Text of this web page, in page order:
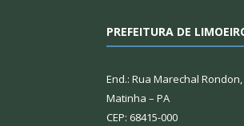
PREFEITURA DE
End.: Rua Marechal Rondon,
Matinha – PA
CEP: 68415-000